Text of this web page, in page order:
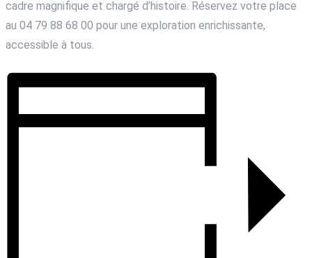
cadre magnifique et chargé d’histoire. Réservez votre place
au 04 79 88 68 00 pour une exploration enrichissante,
accessible à tous.